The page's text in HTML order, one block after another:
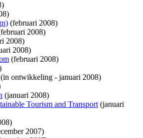
(februari 2008)
2008)
2008)
2008)
(februari 2008)
(in ontwikkeling - januari 2008)
(januari 2008)
Tourism and Transport (januari
2007)